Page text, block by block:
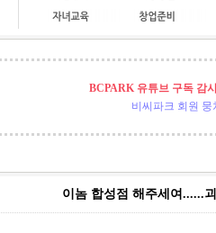
BCPARK 유튜브 구독 감
비씨파크 회원 뭉
이놈 합성점 해주세여......